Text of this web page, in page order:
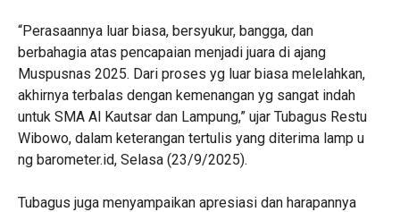
‎“Perasaannya luar biasa, bersyukur, bangga, dan
berbahagia atas pencapaian menjadi juara di ajang
Muspusnas 2025. Dari proses yg luar biasa melelahkan,
akhirnya terbalas dengan kemenangan yg sangat indah
untuk SMA Al Kautsar dan Lampung,” ujar Tubagus Restu
Wibowo, dalam keterangan tertulis yang diterima lamp u
ng barometer.id, Selasa (23/9/2025).
‎Tubagus juga menyampaikan apresiasi dan harapannya